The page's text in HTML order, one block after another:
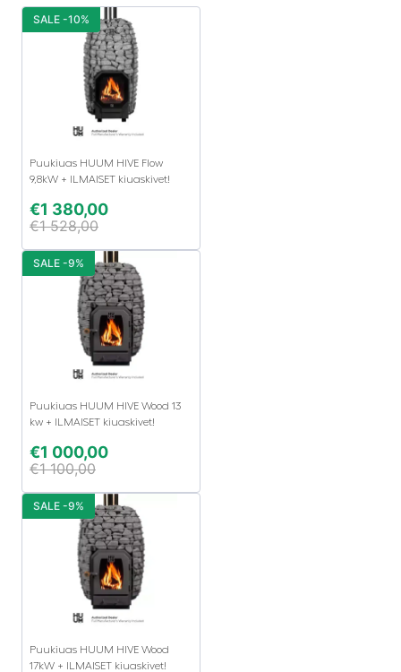
Puukiuas HUUM HIVE Flow
9,8kW + ILMAISET kiuaskivet!
€1 380,00
€1 528,00
SALE -10%
Puukiuas HUUM HIVE Wood 13
kw + ILMAISET kiuaskivet!
€1 000,00
€1 100,00
SALE -9%
Puukiuas HUUM HIVE Wood
17kW + ILMAISET kiuaskivet!
SALE -9%